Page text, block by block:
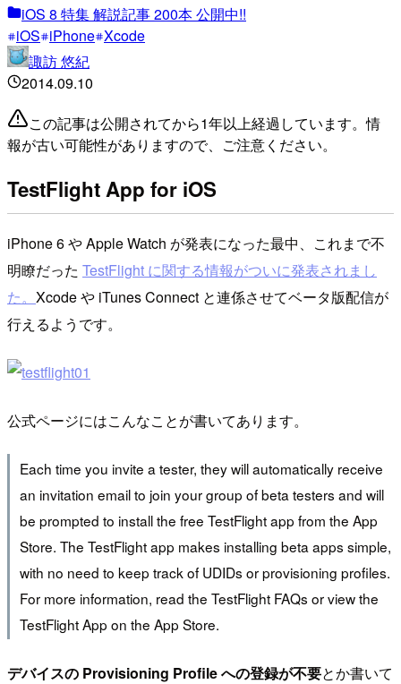
iOS 8 特集 解説記事 200本 公開中!!
iOS iPhone Xcode
諏訪 悠紀
2014.09.10
この記事は公開されてから1年以上経過しています。情
報が古い可能性がありますので、ご注意ください。
TestFlight App for iOS
iPhone 6 や Apple Watch が発表になった最中、これまで不
明瞭だった TestFlight に関する情報がついに発表されまし
た。 Xcode や iTunes Connect と連係させてベータ版配信が
行えるようです。
公式ページにはこんなことが書いてあります。
Each time you invite a tester, they will automatically receive
an invitation email to join your group of beta testers and will
be prompted to install the free TestFlight app from the App
Store. The TestFlight app makes installing beta apps simple,
with no need to keep track of UDIDs or provisioning profiles.
For more information, read the TestFlight FAQs or view the
TestFlight App on the App Store.
デバイスの Provisioning Profile への登録が不要とか書いて